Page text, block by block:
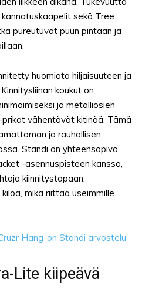
sekä Tree
pureutuvat puun pintaan ja
huomiota hiljaisuuteen ja
koukut on
ja metalliosien
vähentävät kitinää. Tämä
ja rauhallisen
Standi on yhteensopiva
-asennuspisteen kanssa,
kiinnitystapaan.
mikä riittää useimmille
Hang-on Standi arvostelu
Lite kiipeävä